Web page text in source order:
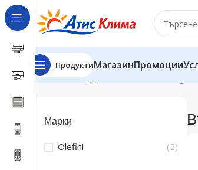
ПродуктиМагазинПромоции
Начало Въздушни завеси
Марки
Olefini (5)